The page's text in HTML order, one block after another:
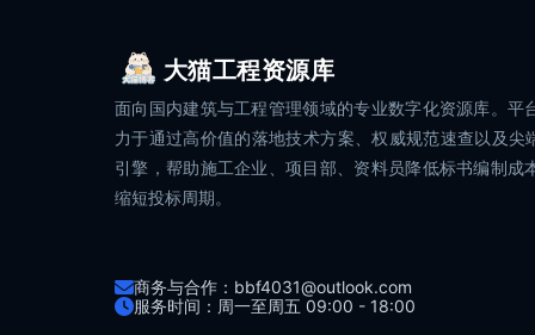
大猫工程资源库
面向国内建筑与工程管理领域的专业数字化资源库。平
力于通过高价值的落地技术方案、权威规范速查以及尖
引擎，帮助施工企业、项目部、资料员降低标书编制成
缩短投标周期。
商务与合作：bbf4031@outlook.com
服务时间：周一至周五 09:00 - 18:00